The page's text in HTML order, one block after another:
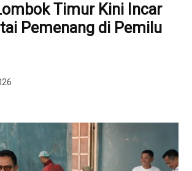
Timur Kini Incar
Pemenang di Pemilu